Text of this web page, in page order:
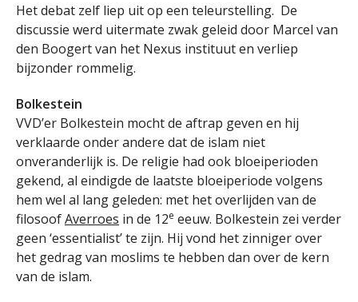
Het debat zelf liep uit op een teleurstelling. De
discussie werd uitermate zwak geleid door Marcel van
den Boogert van het Nexus instituut en verliep
bijzonder rommelig.
Bolkestein
VVD’er Bolkestein mocht de aftrap geven en hij
verklaarde onder andere dat de islam niet
onveranderlijk is. De religie had ook bloeiperioden
gekend, al eindigde de laatste bloeiperiode volgens
hem wel al lang geleden: met het overlijden van de
filosoofAverroes in de 12e eeuw. Bolkestein zei verder
geen ‘essentialist’ te zijn. Hij vond het zinniger over
het gedrag van moslims te hebben dan over de kern
van de islam.